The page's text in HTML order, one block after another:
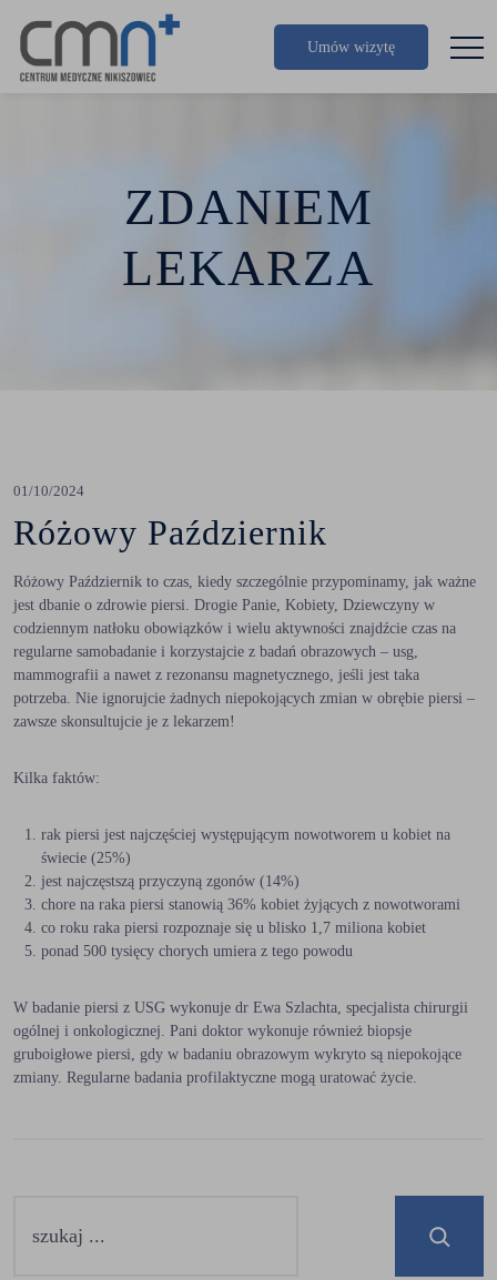
Umów wizytę
ZDANIEM
LEKARZA
01/10/2024
Różowy Październik
Różowy Październik to czas, kiedy szczególnie przypominamy, jak ważne
jest dbanie o zdrowie piersi. Drogie Panie, Kobiety, Dziewczyny w
codziennym natłoku obowiązków i wielu aktywności znajdźcie czas na
regularne samobadanie i korzystajcie z badań obrazowych – usg,
mammografii a nawet z rezonansu magnetycznego, jeśli jest taka
potrzeba. Nie ignorujcie żadnych niepokojących zmian w obrębie piersi –
zawsze skonsultujcie je z lekarzem!
Kilka faktów:
rak piersi jest najczęściej występującym nowotworem u kobiet na
świecie (25%)
jest najczęstszą przyczyną zgonów (14%)
chore na raka piersi stanowią 36% kobiet żyjących z nowotworami
co roku raka piersi rozpoznaje się u blisko 1,7 miliona kobiet
ponad 500 tysięcy chorych umiera z tego powodu
W badanie piersi z USG wykonuje dr Ewa Szlachta, specjalista chirurgii
ogólnej i onkologicznej. Pani doktor wykonuje również biopsje
gruboigłowe piersi, gdy w badaniu obrazowym wykryto są niepokojące
zmiany. Regularne badania profilaktyczne mogą uratować życie.